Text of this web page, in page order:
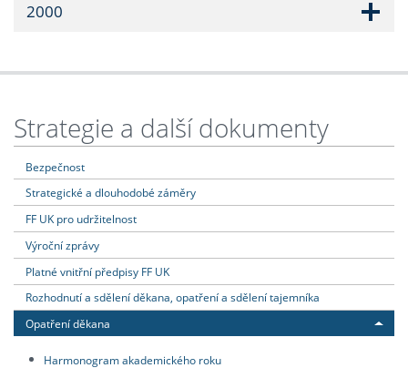
2000
Strategie a další dokumenty
Bezpečnost
Strategické a dlouhodobé záměry
FF UK pro udržitelnost
Výroční zprávy
Platné vnitřní předpisy FF UK
Rozhodnutí a sdělení děkana, opatření a sdělení tajemníka
Opatření děkana
Harmonogram akademického roku